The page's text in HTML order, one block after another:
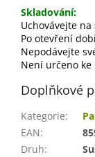
Skladování:
Uchovávejte
Po otevření
Nepodávejte
Není určeno
Doplňkové
Kategorie:
EAN:
Druh: